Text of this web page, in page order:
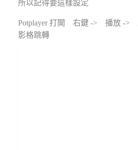
所以記得要這樣設定
Potplayer 打開 右鍵 -> 播放 -
影格跳轉